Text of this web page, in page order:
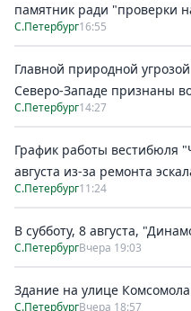
памятник ради "проверки
С.Петербург16:55
Главной природной
Северо-Западе признаны
С.Петербург14:27
График работы вестибюля
августа из-за ремонта
С.Петербург11:24
В субботу, 8 августа,
С.ПетербургВчера 19:03
Здание на улице
С.ПетербургВчера 18:57